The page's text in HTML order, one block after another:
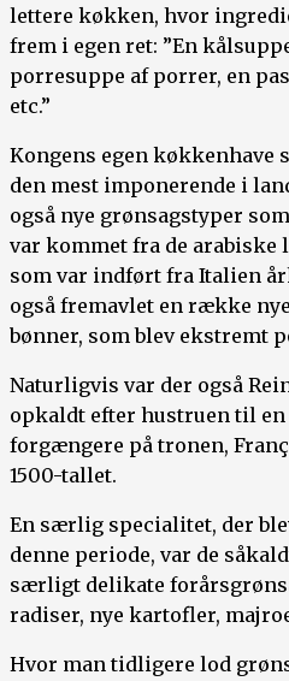
lettere køkken, hvor
frem i egen ret: ”En
porresuppe af porrer, en
etc.”
Kongens egen
den mest imponerende i
også nye grønsagstyper
var kommet fra de arabiske
som var indført fra Italien
også fremavlet en række
bønner, som blev ekstremt
Naturligvis var der også
opkaldt efter hustruen til en
forgængere på tronen,
1500-tallet.
En særlig specialitet, der
denne periode, var de
særligt delikate
radiser, nye kartofler,
Hvor man tidligere lod